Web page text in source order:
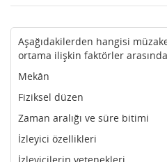
Aşağıdakilerden hangisi
ortama ilişkin faktörler
Mekân
Fiziksel düzen
Zaman aralığı ve süre bitimi
İzleyici özellikleri